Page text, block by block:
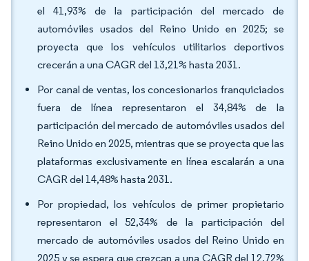
el 41,93% de la participación del mercado de
automóviles usados del Reino Unido en 2025; se
proyecta que los vehículos utilitarios deportivos
crecerán a una CAGR del 13,21% hasta 2031.
Por canal de ventas, los concesionarios franquiciados
fuera de línea representaron el 34,84% de la
participación del mercado de automóviles usados del
Reino Unido en 2025, mientras que se proyecta que las
plataformas exclusivamente en línea escalarán a una
CAGR del 14,48% hasta 2031.
Por propiedad, los vehículos de primer propietario
representaron el 52,34% de la participación del
mercado de automóviles usados del Reino Unido en
2025 y se espera que crezcan a una CAGR del 12,72%